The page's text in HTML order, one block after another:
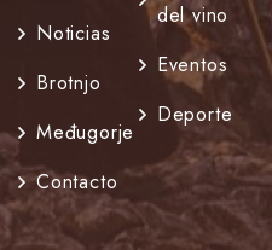
Noticias
Brotnjo
Međugorje
Contacto
del vino
Eventos
Deporte